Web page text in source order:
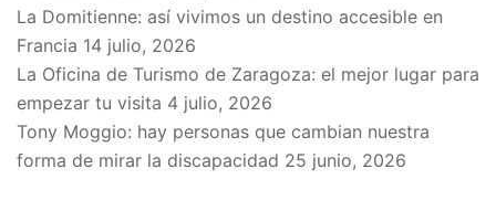
La Domitienne: así vivimos un destino accesible en
Francia 14 julio, 2026
La Oficina de Turismo de Zaragoza: el mejor lugar para
empezar tu visita 4 julio, 2026
Tony Moggio: hay personas que cambian nuestra
forma de mirar la discapacidad 25 junio, 2026